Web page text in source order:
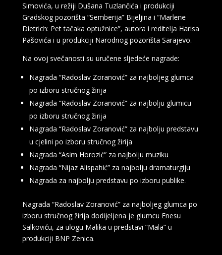
Simovića, u režiji Dušana Tuzlančića i produkciji
Gradskog pozorišta “Semberija” Bijeljina i “Marlene
Dietrich: Pet tačaka optužnice”, autora i reditelja Harisa
Pašovića i u produkciji Narodnog pozorišta Sarajevo.
Na ovoj svečanosti su uručene sljedeće nagrade:
Nagrada “Radoslav Zoranović” za najboljeg glumca
po izboru stručnog žirija
Nagrada “Radoslav Zoranović” za najbolju glumicu
po izboru stručnog žirija
Nagrada “Radoslav Zoranović” za najbolju predstavu
u cjelini po izboru stručnog žirija
Nagrada “Asim Horozić” za najbolju muziku
Nagrada “Nijaz Alispahić” za najbolju dramaturgiju
Nagrada za najbolju predstavu po izboru publike.
Nagrada “Radoslav Zoranović” za najboljeg glumca po
izboru stručnog žirija dodijeljena je glumcu Enesu
Salkoviću, za ulogu Malika u predstavi “Mala” u
produkciji BNP Zenica.